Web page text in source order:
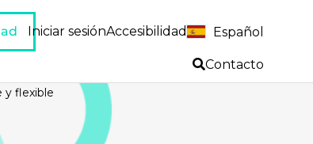
Iniciar sesiónAccesibilidad Español
Contacto
y flexible